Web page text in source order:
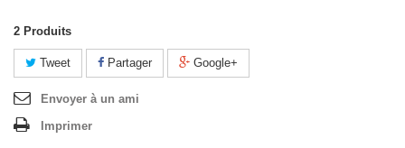
2 Produits
Tweet Partager Google+
Envoyer à un ami
Imprimer